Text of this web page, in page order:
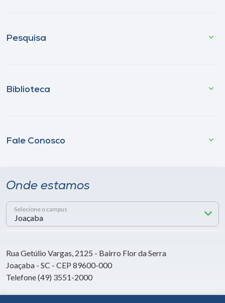
Pesquisa
Biblioteca
Fale Conosco
Onde estamos
Selecione o campus
Rua Getúlio Vargas, 2125 - Bairro Flor da Serra
Joaçaba - SC - CEP 89600-000
Telefone (49) 3551-2000